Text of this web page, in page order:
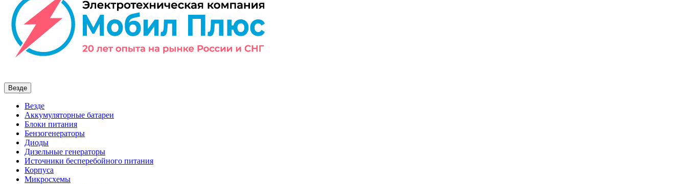
Везде
Везде
Аккумуляторные батареи
Блоки питания
Бензогенераторы
Диоды
Дизельные генераторы
Источники бесперебойного питания
Корпуса
Микросхемы